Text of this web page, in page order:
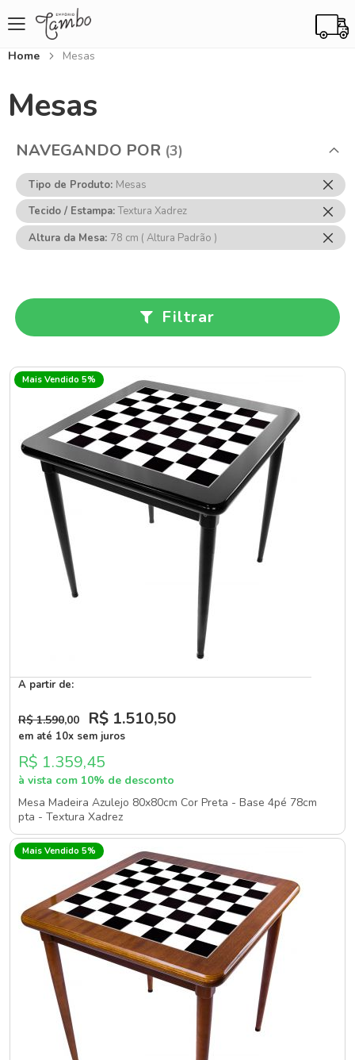
Home Mesas
Mesas
Filtrar
Mais Vendido 5%
A partir de:
R$ 1.590,00 R$ 1.510,50
em até 10x sem juros
R$ 1.359,45
à vista com 10% de desconto
Mesa Madeira Azulejo 80x80cm Cor Preta - Base 4pé 78cm
pta - Textura Xadrez
Mais Vendido 5%
NAVEGANDO POR
Tipo de Produto Mesas
Esse
Item
Tecido / Estampa Textura Xadrez
Esse
Item
Altura da Mesa 78 cm ( Altura Padrão )
Esse